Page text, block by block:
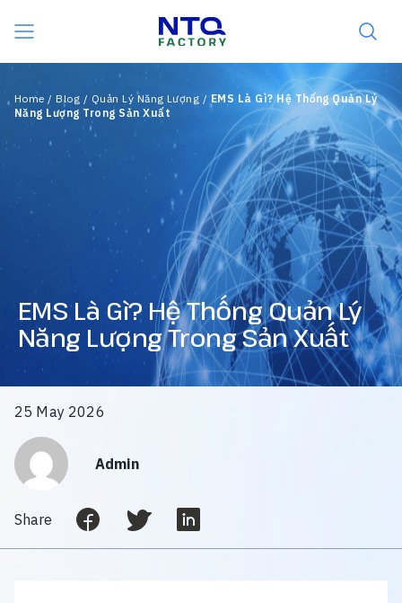
Home /Blog / Quản Lý Năng Lượng / EMS Là Gì? Hệ Thống Quản Lý
Năng Lượng Trong Sản Xuất
EMS Là Gì? Hệ Thống Quản Lý
Năng Lượng Trong Sản Xuất
25 May 2026
Admin
Share